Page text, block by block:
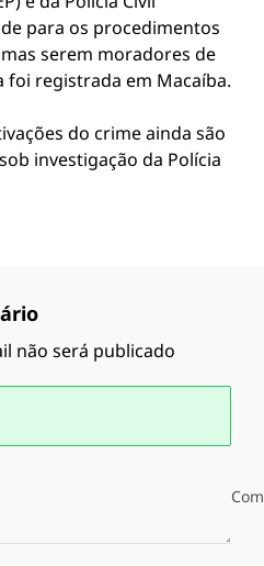
para os procedimentos
serem moradores de
foi registrada em Macaíba.
do crime ainda são
investigação da Polícia
não será publicado